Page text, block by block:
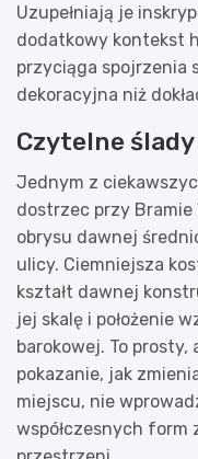
Uzupełniają je
dodatkowy kontekst
przyciąga spojrzenia
dekoracyjna niż
Czytelne
Jednym z
dostrzec przy
obrysu dawnej
ulicy. Ciemniejsza
kształt dawnej
jej skalę i położenie
barokowej. To
pokazanie, jak
miejscu, nie
współczesnych